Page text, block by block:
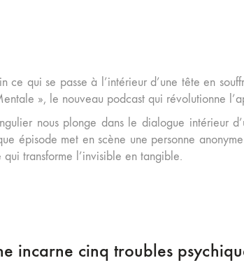
ce qui se passe à l’intérieur d’une tête en
», le nouveau podcast qui révolutionne
nous plonge dans le dialogue intérieur
épisode met en scène une personne
transforme l’invisible en tangible.
incarne cinq troubles